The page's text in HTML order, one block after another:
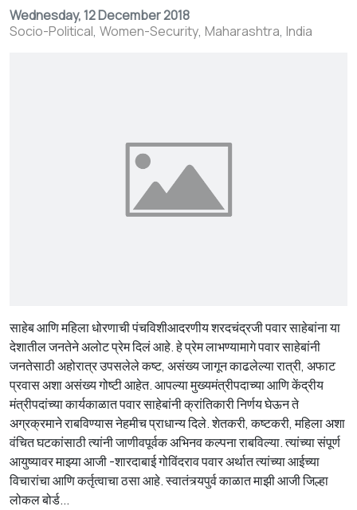
Wednesday, 12 December 2018
Socio-Political Women-Security Maharashtra India
साहेब आणि महिला धोरणाची पंचविशीआदरणीय शरदचंद्रजी पवार साहेबांना या
देशातील जनतेने अलोट प्रेम दिलं आहे. हे प्रेम लाभण्यामागे पवार साहेबांनी
जनतेसाठी अहोरात्र उपसलेले कष्ट, असंख्य जागून काढलेल्या रात्री, अफाट
प्रवास अशा असंख्य गोष्टी आहेत. आपल्या मुख्यमंत्रीपदाच्या आणि केंद्रीय
मंत्रीपदांच्या कार्यकाळात पवार साहेबांनी क्रांतिकारी निर्णय घेऊन ते
अग्रक्रमाने राबविण्यास नेहमीच प्राधान्य दिले. शेतकरी, कष्टकरी, महिला अशा
वंचित घटकांसाठी त्यांनी जाणीवपूर्वक अभिनव कल्पना राबविल्या. त्यांच्या संपूर्ण
आयुष्यावर माझ्या आजी -शारदाबाई गोविंदराव पवार अर्थात त्यांच्या आईच्या
विचारांचा आणि कर्तृत्वाचा ठसा आहे. स्वातंत्र्यपुर्व काळात माझी आजी जिल्हा
लोकल बोर्ड...